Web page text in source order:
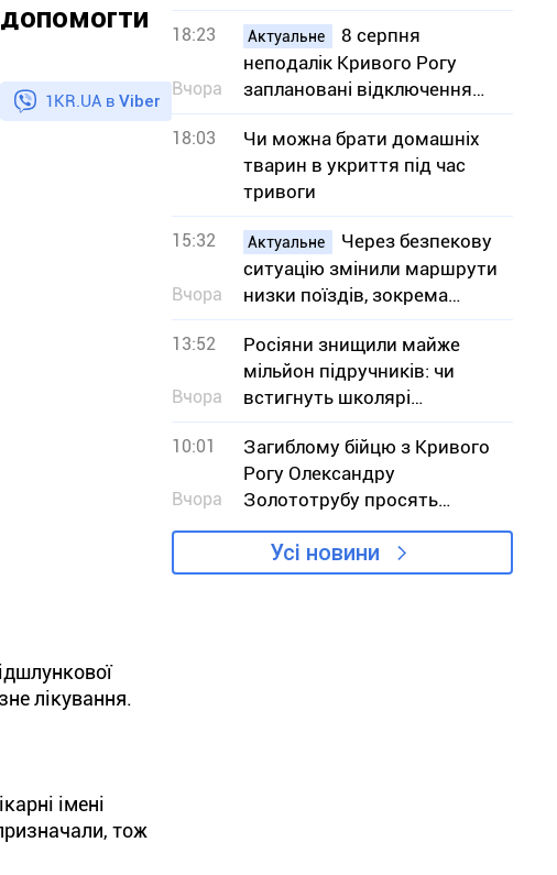
1KR.UA в Viber
лікування.
імені
тож
18:23
Вчора
Актуальне
8 серпня
неподалік Кривого Рогу
заплановані відключення
світла – адреси
18:03
Чи можна брати домашніх
тварин в укриття під час
тривоги
15:32
Вчора
Актуальне
Через безпекову
ситуацію змінили маршрути
низки поїздів, зокрема
сполученням з Кривим
Рогом
13:52
Вчора
Росіяни знищили майже
мільйон підручників: чи
встигнуть школярі
отримати книги до
навчального року
10:01
Вчора
Загиблому бійцю з Кривого
Рогу Олександру
Золототрубу просять
присвоїти звання Героя
України
Усі новини